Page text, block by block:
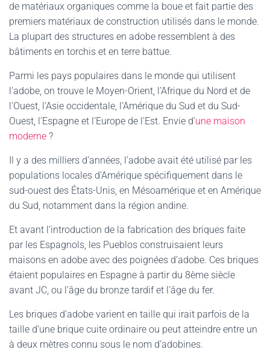
de matériaux organiques comme la boue et fait partie des
premiers matériaux de construction utilisés dans le monde.
La plupart des structures en adobe ressemblent à des
bâtiments en torchis et en terre battue.
Parmi les pays populaires dans le monde qui utilisent
l’adobe, on trouve le Moyen-Orient, l’Afrique du Nord et de
l’Ouest, l’Asie occidentale, l’Amérique du Sud et du Sud-
Ouest, l’Espagne et l’Europe de l’Est. Envie d’une maison
moderne ?
Il y a des milliers d’années, l’adobe avait été utilisé par les
populations locales d’Amérique spécifiquement dans le
sud-ouest des États-Unis, en Mésoamérique et en Amérique
du Sud, notamment dans la région andine.
Et avant l’introduction de la fabrication des briques faite
par les Espagnols, les Pueblos construisaient leurs
maisons en adobe avec des poignées d’adobe. Ces briques
étaient populaires en Espagne à partir du 8ème siècle
avant JC, ou l’âge du bronze tardif et l’âge du fer.
Les briques d’adobe varient en taille qui irait parfois de la
taille d’une brique cuite ordinaire ou peut atteindre entre un
à deux mètres connu sous le nom d’adobines.